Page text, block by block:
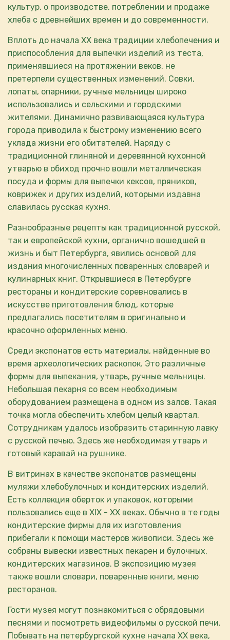
культур, о производстве, потреблении и продаже
хлеба с древнейших времен и до современности.
Вплоть до начала XX века традиции хлебопечения и
приспособления для выпечки изделий из теста,
применявшиеся на протяжении веков, не
претерпели существенных изменений. Совки,
лопаты, опарники, ручные мельницы широко
использовались и сельскими и городскими
жителями. Динамично развивающаяся культура
города приводила к быстрому изменению всего
уклада жизни его обитателей. Наряду с
традиционной глиняной и деревянной кухонной
утварью в обиход прочно вошли металлическая
посуда и формы для выпечки кексов, пряников,
коврижек и других изделий, которыми издавна
славилась русская кухня.
Разнообразные рецепты как традиционной русской,
так и европейской кухни, органично вошедшей в
жизнь и быт Петербурга, явились основой для
издания многочисленных поваренных словарей и
кулинарных книг. Открывшиеся в Петербурге
рестораны и кондитерские соревновались в
искусстве приготовления блюд, которые
предлагались посетителям в оригинально и
красочно оформленных меню.
Среди экспонатов есть материалы, найденные во
время археологических раскопок. Это различные
формы для выпекания, утварь, ручные мельницы.
Небольшая пекарня со всем необходимым
оборудованием размещена в одном из залов. Такая
точка могла обеспечить хлебом целый квартал.
Сотрудникам удалось изобразить старинную лавку
с русской печью. Здесь же необходимая утварь и
готовый каравай на рушнике.
В витринах в качестве экспонатов размещены
муляжи хлебобулочных и кондитерских изделий.
Есть коллекция оберток и упаковок, которыми
пользовались еще в XIX - XX веках. Обычно в те годы
кондитерские фирмы для их изготовления
прибегали к помощи мастеров живописи. Здесь же
собраны вывески известных пекарен и булочных,
кондитерских магазинов. В экспозицию музея
также вошли словари, поваренные книги, меню
ресторанов.
Гости музея могут познакомиться с обрядовыми
песнями и посмотреть видеофильмы о русской печи.
Побывать на петербургской кухне начала XX века,